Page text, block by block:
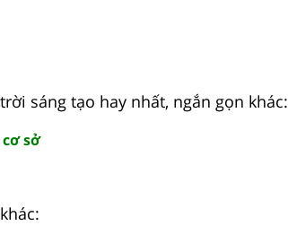
sáng tạo hay nhất, ngắn gọn khác:
sở